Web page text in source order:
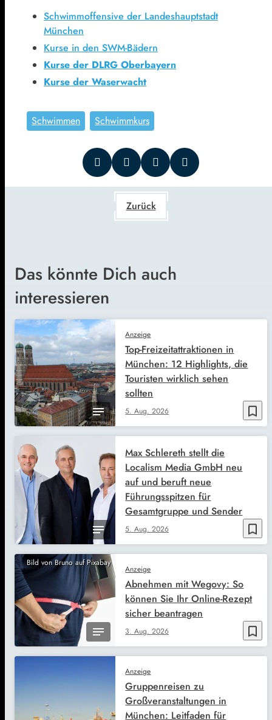
Schwimmoffensive der Landeshauptstadt
München
Kurse in den SWM-Bädern
Kurse der DLRG Oberbayern
Kurse der Waserwacht
Schwimmen Schwimmkurs
Zurück
Das könnte Dich auch
interessieren
bookmark_border
Anzeige
5. Aug. 2026
Top-Freizeitattraktionen in
München: 12 Highlights, die
Touristen wirklich sehen
sollten
bookmark_border
5. Aug. 2026
Max Schlereth stellt die
Localism Media GmbH neu
auf und beruft neue
Führungsspitzen für
Gesamtgruppe und Sender
Bild von Bruno auf Pixabay
bookmark_border
Anzeige
3. Aug. 2026
Abnehmen mit Wegovy: So
können Sie Ihr Online-Rezept
sicher beantragen
Anzeige
Gruppenreisen zu
Großveranstaltungen in
München: Leitfaden für